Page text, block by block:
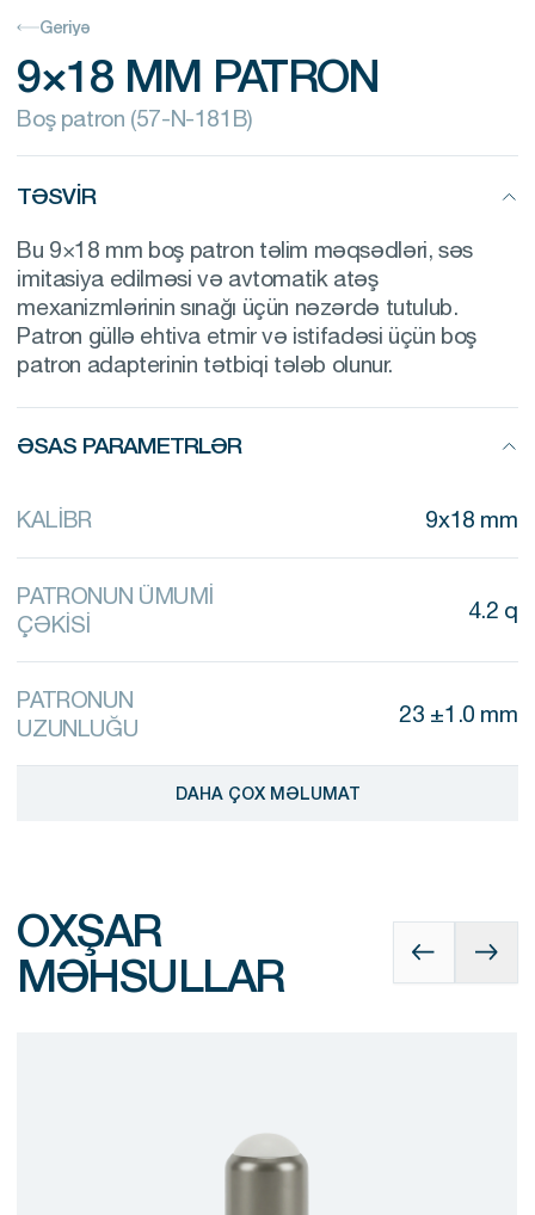
Geriyə
9×18 MM PATRON
Boş patron (57-N-181B)
TƏSVIR
Bu 9×18 mm boş patron təlim məqsədləri, səs
imitasiya edilməsi və avtomatik atəş
mexanizmlərinin sınağı üçün nəzərdə tutulub.
Patron güllə ehtiva etmir və istifadəsi üçün boş
patron adapterinin tətbiqi tələb olunur.
ƏSAS PARAMETRLƏR
KALİBR 9x18 mm
PATRONUN ÜMUMİ
ÇƏKİSİ
4.2 q
PATRONUN
UZUNLUĞU
23 ±1.0 mm
DAHA ÇOX MƏLUMAT
OXŞAR
MƏHSULLAR